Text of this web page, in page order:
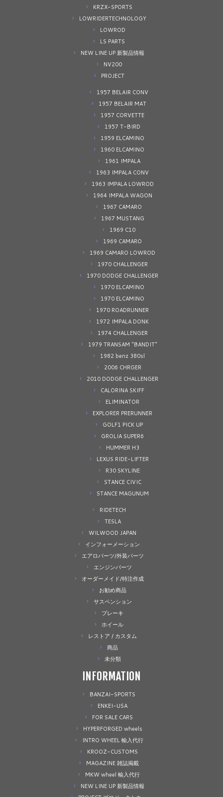
KRZX-SPORTS
LOWRIDERTECHNOLOGY
LOWROD
LS PARTS
NEW LINE UP 新製品情報
NV200
PROJECT
1957 BELAIR CONV
1957 BELAIR MAT
1957 CORVETTE
1957 T-BIRD
1959 ELCAMINO
1960 ELCAMINO
1961 IMPALA
1963 IMPALA CONV
1963 IMPALA LOWROD
1964 IMPALA WAGON
1967 CAMARO
1967 MUSTANG
1969 C10
1969 CAMARO
1969 CAMARO LOWROD
1970 CHALLENGER
1970 DODGE CHALLENGER
1970 ELCAMINO
1970 ELCAMINO
1970 ROADRUNNER
1972 IMPALA DONK
1974 CHALLENGER
1979 TRANSAM "BANDIT"
1982 benz 380sl
2006 CHRGER
2010 DODGE CHALLENGER
CALORINA SKIFF
ELIMINATOR
EXPLORER PRERUNNER
GOLF1 PICK UP
GROLIA SUPER6
HUMMER H3
LEXUS RIDE-LIFTER
R30 SKYLINE
STANCE CIVIC
STANCE MAGUNUM
RIDETECH
TESLA
WILWOOD JAPAN
インフォーメーション
エアロパーツ/外装パーツ
エンジンパーツ
オーダーメイド/特注作成
お勧め商品
サスペンション
ブレーキ
ホイール
レストア / カスタム
商品
未分類
INFORMATION
BANZAI-SPORTS
ENKEI-USA
FOR SALE CARS
HYPERFORGED wheels
INTRO WHEEL 輸入代行
KROOZ-CUSTOMS
MAGAZINE 雑誌掲載
MKW wheel 輸入代行
NEW LINE UP 新製品情報